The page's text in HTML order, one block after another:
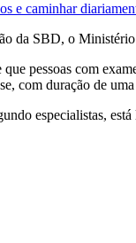
e caminhar
da SBD, o
pessoas com
com duração de
especialistas,